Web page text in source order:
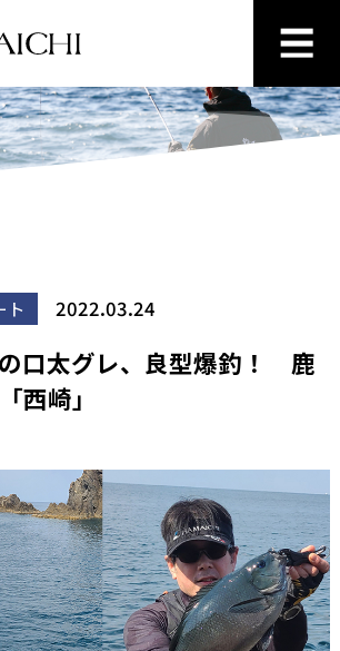
ト 2022.03.24
口太グレ、良型爆釣！ 鹿
西崎」